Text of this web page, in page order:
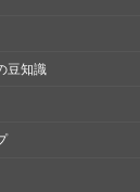
豆知識